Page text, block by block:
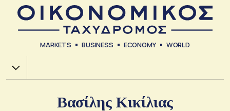
MARKETS BUSINESS ECONOMY WORLD
Χ.Α.
Βασίλης Κικίλιας